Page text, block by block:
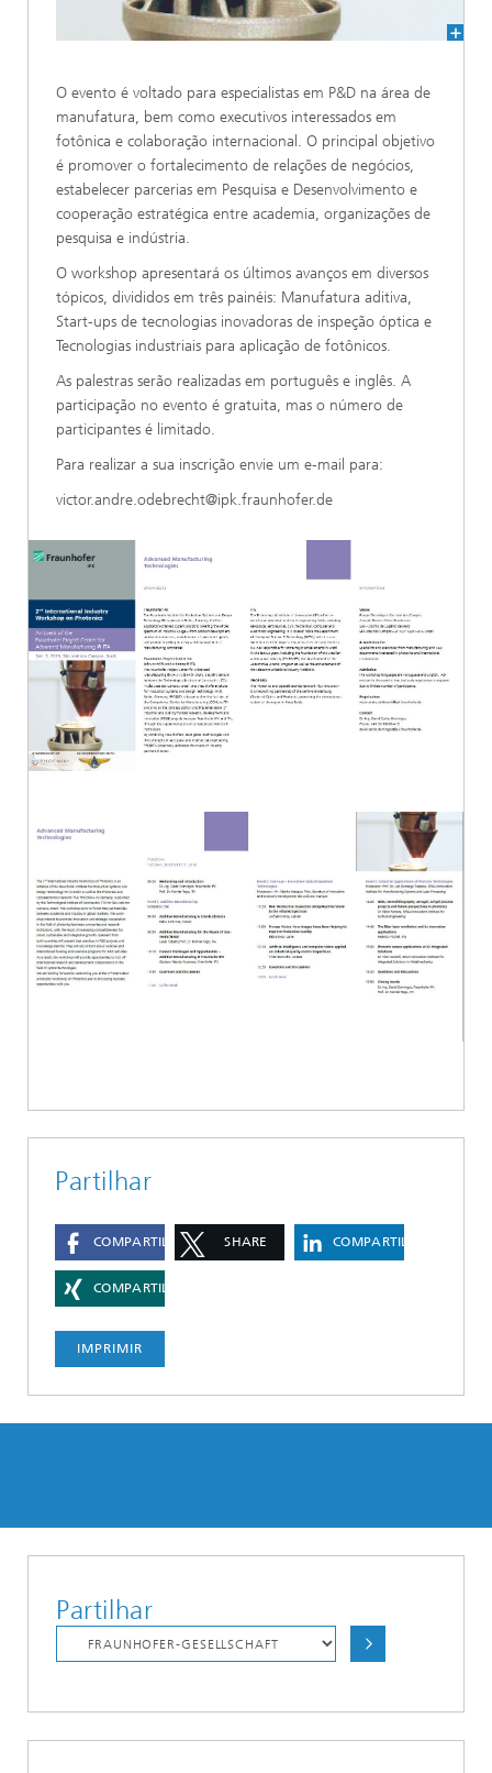
O evento é voltado para especialistas em P&D na área de
manufatura, bem como executivos interessados em
fotônica e colaboração internacional. O principal objetivo
é promover o fortalecimento de relações de negócios,
estabelecer parcerias em Pesquisa e Desenvolvimento e
cooperação estratégica entre academia, organizações de
pesquisa e indústria.
O workshop apresentará os últimos avanços em diversos
tópicos, divididos em três painéis: Manufatura aditiva,
Start-ups de tecnologias inovadoras de inspeção óptica e
Tecnologias industriais para aplicação de fotônicos.
As palestras serão realizadas em português e inglês. A
participação no evento é gratuita, mas o número de
participantes é limitado.
Para realizar a sua inscrição envie um e-mail para:
victor.andre.odebrecht@ipk.fraunhofer.de
Partilhar
COMPARTILHAR SHARE COMPARTILHAR
COMPARTILHAR
IMPRIMIR
Partilhar